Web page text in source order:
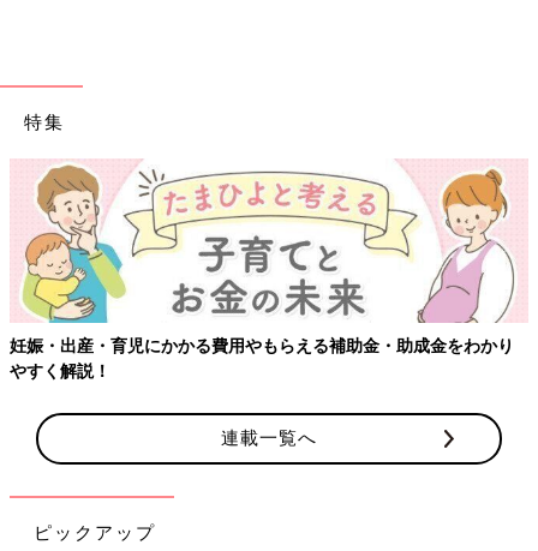
特集
妊娠・出産・育児にかかる費用やもらえる補助金・助成金をわかり
やすく解説！
連載一覧へ
ピックアップ